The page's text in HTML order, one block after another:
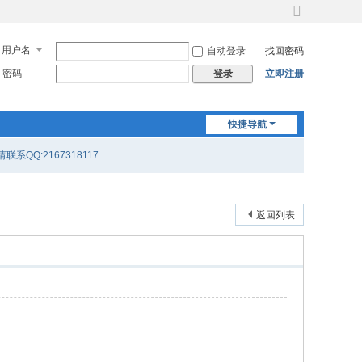
切
到
宽
用户名 自动登录
找回密码
密码
登录 立即注册
快捷导航
联系QQ:2167318117
返回列表